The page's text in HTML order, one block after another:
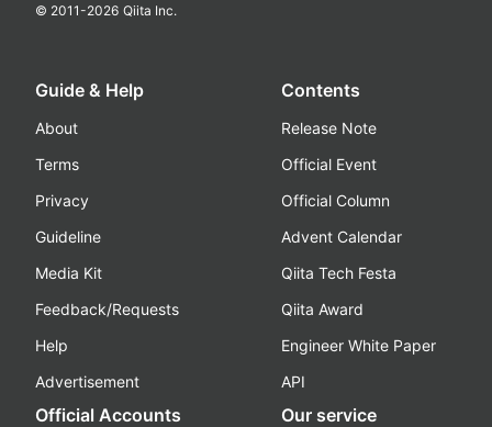
© 2011-2026 Qiita Inc.
Guide & Help
About
Terms
Privacy
Guideline
Media Kit
Feedback/Requests
Help
Advertisement
Contents
Release Note
Official Event
Official Column
Advent Calendar
Qiita Tech Festa
Qiita Award
Engineer White Paper
API
Official Accounts Our service